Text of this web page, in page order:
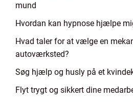
mund
Hvordan kan hypnose hjælpe
Hvad taler for at vælge en
autoværksted?
Søg hjælp og husly på et
Flyt trygt og sikkert dine